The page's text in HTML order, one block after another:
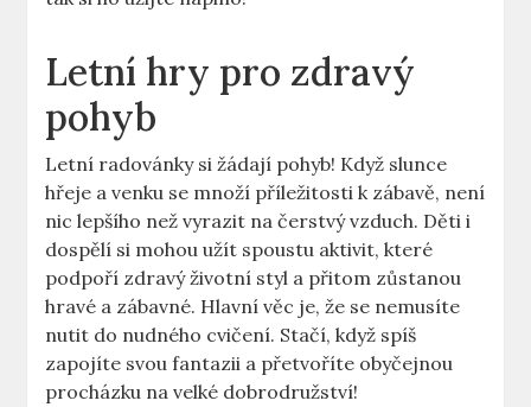
Letní hry pro zdravý
pohyb
Letní radovánky si žádají pohyb! Když slunce
hřeje a venku se množí příležitosti k zábavě, není
nic lepšího než vyrazit na čerstvý vzduch. Děti i
dospělí si mohou užít spoustu aktivit, které
podpoří zdravý životní styl a přitom zůstanou
hravé a zábavné. Hlavní věc je, že se nemusíte
nutit do nudného cvičení. Stačí, když spíš
zapojíte svou fantazii a přetvoříte obyčejnou
procházku na velké dobrodružství!